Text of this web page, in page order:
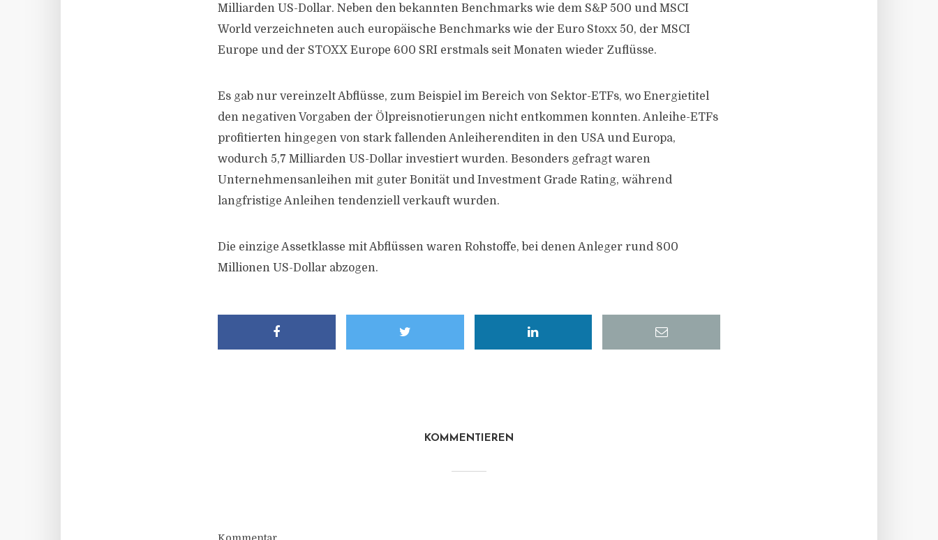
Milliarden US-Dollar. Neben den bekannten Benchmarks wie dem S&P 500 und MSCI
World verzeichneten auch europäische Benchmarks wie der Euro Stoxx 50, der MSCI
Europe und der STOXX Europe 600 SRI erstmals seit Monaten wieder Zuflüsse.
Es gab nur vereinzelt Abflüsse, zum Beispiel im Bereich von Sektor-ETFs, wo Energietitel
den negativen Vorgaben der Ölpreisnotierungen nicht entkommen konnten. Anleihe-ETFs
profitierten hingegen von stark fallenden Anleiherenditen in den USA und Europa,
wodurch 5,7 Milliarden US-Dollar investiert wurden. Besonders gefragt waren
Unternehmensanleihen mit guter Bonität und Investment Grade Rating, während
langfristige Anleihen tendenziell verkauft wurden.
Die einzige Assetklasse mit Abflüssen waren Rohstoffe, bei denen Anleger rund 800
Millionen US-Dollar abzogen.
KOMMENTIEREN